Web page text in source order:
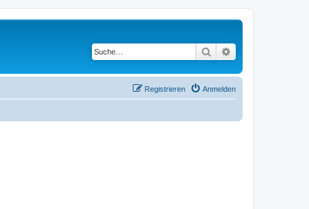
Suche
Anmelden
Registrieren